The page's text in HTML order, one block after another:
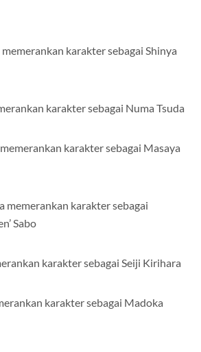
karakter sebagai Shinya
karakter sebagai Numa Tsuda
karakter sebagai Masaya
memerankan karakter sebagai
Sabo
karakter sebagai Seiji Kirihara
karakter sebagai Madoka